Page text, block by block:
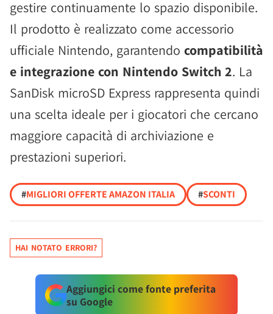
gestire continuamente lo spazio disponibile.
Il prodotto è realizzato come accessorio
ufficiale Nintendo, garantendo compatibilità
e integrazione con Nintendo Switch 2. La
SanDisk microSD Express rappresenta quindi
una scelta ideale per i giocatori che cercano
maggiore capacità di archiviazione e
prestazioni superiori.
#MIGLIORI OFFERTE AMAZON ITALIA #SCONTI
HAI NOTATO ERRORI?
Aggiungici come fonte preferita
su Google